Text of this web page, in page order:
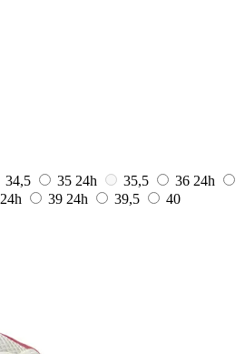
34,5 35 24h 35,5 36 24h
24h 39 24h 39,5
40